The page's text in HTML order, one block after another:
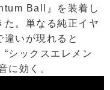
Ball』を装着し
た。単なる純正イヤ
いが現れると
シックスエレメン
に効く。